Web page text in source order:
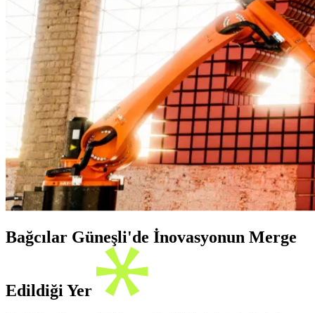
Bağcılar Güneşli'de İnovasyonun Merge
Edildiği Yer